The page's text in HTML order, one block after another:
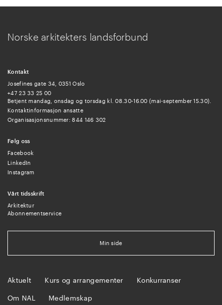
Norske arkitekters landsforbund
Kontakt
Josefines gate 34, 0351 Oslo
+47 23 33 25 00
Betjent mandag, onsdag og torsdag kl. 08.30-16.00 (mai-september 15.30).
Kontaktinformasjon ansatte
Organisasjonsnummer: 844 146 302
Følg oss
Facebook
LinkedIn
Instagram
Vårt tidsskrift
Arkitektur
Abonnementservice
Min side
Aktuelt Kurs og arrangementer Konkurranser
Om NAL Medlemskap